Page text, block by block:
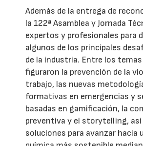
Además de la entrega de
la 122ª Asamblea y Jornada
expertos y profesionales para
algunos de los principales
de la industria. Entre los
figuraron la prevención de la
trabajo, las nuevas
formativas en emergencias y
basadas en gamificación, la
preventiva y el storytelling,
soluciones para avanzar hacia